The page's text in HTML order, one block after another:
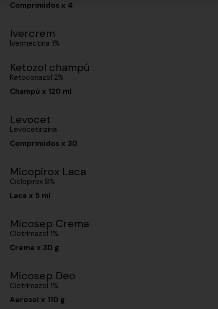
Comprimidos x 4
Ivercrem
lvermectina 1%
Ketozol champú
Ketoconazol 2%
Champú x 120 ml
Levocet
Levocetirizina
Comprimidos x 30
Micopirox Laca
Ciclopirox 8%
Laca x 5 ml
Micosep Crema
Clotrimazol 1%
Crema x 30 g
Micosep Deo
Clotrimazol 1%
Aerosol x 110 g